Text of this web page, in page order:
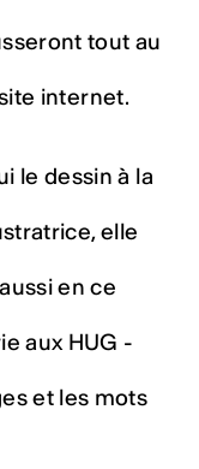
tout au
internet.
le dessin à la
elle
en ce
aux HUG -
et les mots